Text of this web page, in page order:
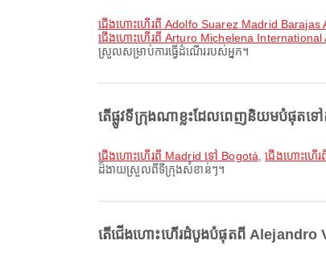
ជើងហោះហើរពី Adolfo Suarez Madrid
ជើងហោះហើរពី Arturo Michelena
ស្រួលសម្រាប់ការធ្វើដំណើររបស់អ្នក។
តើផ្លូវទីក្រុងណាខ្លះដែលពេញនិយមបំផុតទ
ជើងហោះហើរពី Madrid ទៅ Bogotá ,ជើងហោះហើ
ដ៏ងាយស្រួលពីទីក្រុងសំខាន់ៗ។
តើជើងហោះហើរដំបូងបំផុតពី